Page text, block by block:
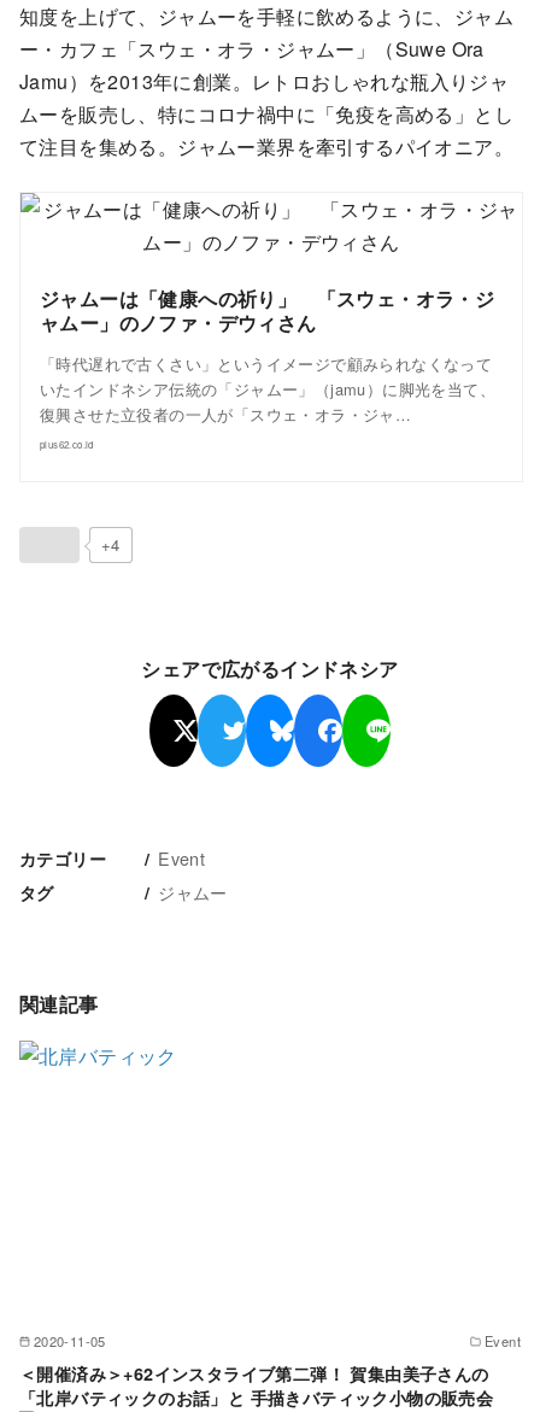
知度を上げて、ジャムーを手軽に飲めるように、ジャム
ー・カフェ「スウェ・オラ・ジャムー」（Suwe Ora
Jamu）を2013年に創業。レトロおしゃれな瓶入りジャ
ムーを販売し、特にコロナ禍中に「免疫を高める」とし
て注目を集める。ジャムー業界を牽引するパイオニア。
ジャムーは「健康への祈り」 「スウェ・オラ・ジ
ャムー」のノファ・デウィさん
「時代遅れで古くさい」というイメージで顧みられなくなって
いたインドネシア伝統の「ジャムー」（jamu）に脚光を当て、
復興させた立役者の一人が「スウェ・オラ・ジャ…
plus62.co.id
+4
シェアで広がるインドネシア
カテゴリー Event
タグ ジャムー
関連記事
2020-11-05 Event
＜開催済み＞+62インスタライブ第二弾！ 賀集由美子さんの
「北岸バティックのお話」と 手描きバティック小物の販売会